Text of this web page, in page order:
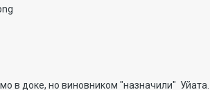
в доке, но виновником "назначили" Уйата.